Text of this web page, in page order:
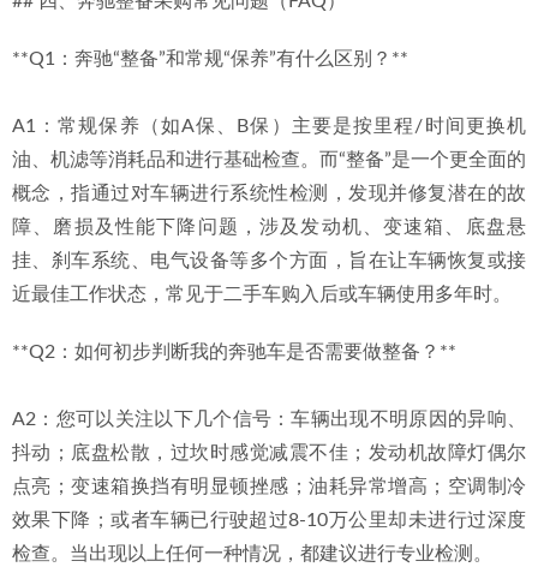
**Q1：奔驰“整备”和常规“保养”有什么区别？**
A1：常规保养（如A保、B保）主要是按里程/时间更换机
油、机滤等消耗品和进行基础检查。而“整备”是一个更全面的
概念，指通过对车辆进行系统性检测，发现并修复潜在的故
障、磨损及性能下降问题，涉及发动机、变速箱、底盘悬
挂、刹车系统、电气设备等多个方面，旨在让车辆恢复或接
近最佳工作状态，常见于二手车购入后或车辆使用多年时。
**Q2：如何初步判断我的奔驰车是否需要做整备？**
A2：您可以关注以下几个信号：车辆出现不明原因的异响、
抖动；底盘松散，过坎时感觉减震不佳；发动机故障灯偶尔
点亮；变速箱换挡有明显顿挫感；油耗异常增高；空调制冷
效果下降；或者车辆已行驶超过8-10万公里却未进行过深度
检查。当出现以上任何一种情况，都建议进行专业检测。